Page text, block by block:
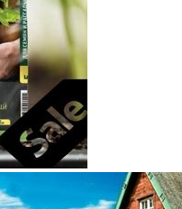
край
край